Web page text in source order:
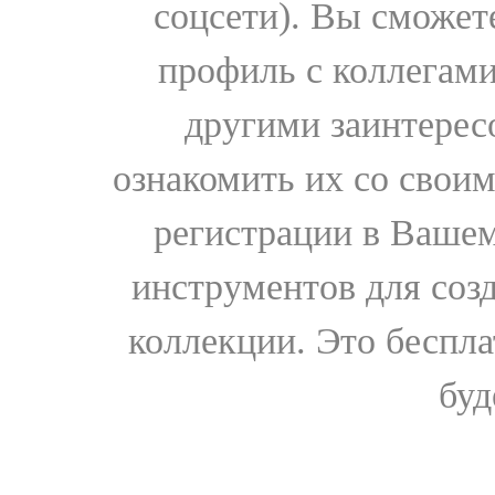
соцсети). Вы
профиль с
другими
ознакомить их со
регистрации в
инструментов для
коллекции. Это